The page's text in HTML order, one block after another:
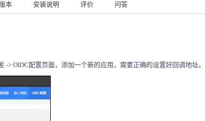
本 安装说明 评价 问答
-> OIDC配置页面，添加一个新的应用，需要正确的设置好回调地址。